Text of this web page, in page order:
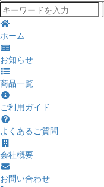
ホーム
お知らせ
商品一覧
ご利用ガイド
よくあるご質問
会社概要
お問い合わせ